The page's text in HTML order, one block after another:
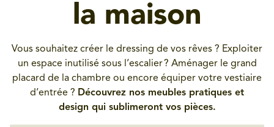
la maison
Vous souhaitez créer le dressing de vos rêves ? Exploiter
un espace inutilisé sous l’escalier ? Aménager le grand
placard de la chambre ou encore équiper votre vestiaire
d’entrée ? Découvrez nos meubles pratiques et
design qui sublimeront vos pièces.